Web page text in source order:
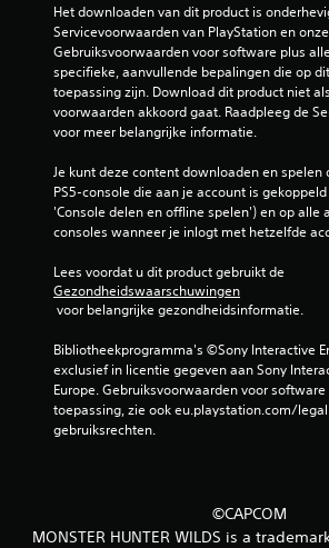
Het downloaden van dit product is
Servicevoorwaarden van PlayStation en onze
Gebruiksvoorwaarden voor software plus
specifieke, aanvullende bepalingen die op
toepassing zijn. Download dit product niet
voorwaarden akkoord gaat. Raadpleeg de
voor meer belangrijke informatie.
Je kunt deze content downloaden en spelen
PS5-console die aan je account is
'Console delen en offline spelen') en op alle
consoles wanneer je inlogt met hetzelfde
Lees voordat u dit product gebruikt de
Gezondheidswaarschuwingen
voor belangrijke gezondheidsinformatie.
Bibliotheekprogramma's ©Sony Interactive
exclusief in licentie gegeven aan Sony
Europe. Gebruiksvoorwaarden voor
toepassing, zie ook eu.playstation.com/
gebruiksrechten.
©CAPCOM
MONSTER HUNTER WILDS is a